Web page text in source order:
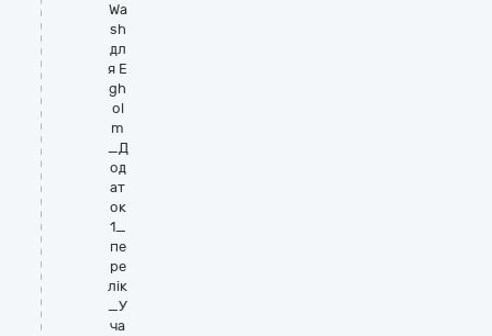
Wa
sh
дл
я E
gh
ol
m
_Д
од
ат
ок
1_
пе
ре
лік
_У
ча